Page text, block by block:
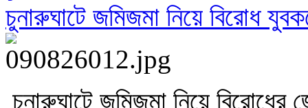
চুনারুঘাটে জমিজমা নিয়ে বিরোধ
চুনারুঘাটে জমিজমা নিয়ে